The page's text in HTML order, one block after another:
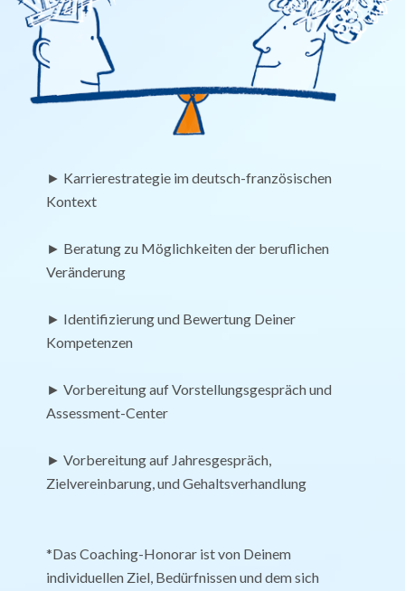
► Karrierestrategie im deutsch-französischen
Kontext
► Beratung zu Möglichkeiten der beruflichen
Veränderung
► Identifizierung und Bewertung Deiner
Kompetenzen
► Vorbereitung auf Vorstellungsgespräch und
Assessment-Center
► Vorbereitung auf Jahresgespräch,
Zielvereinbarung, und Gehaltsverhandlung
*Das Coaching-Honorar ist von Deinem
individuellen Ziel, Bedürfnissen und dem sich